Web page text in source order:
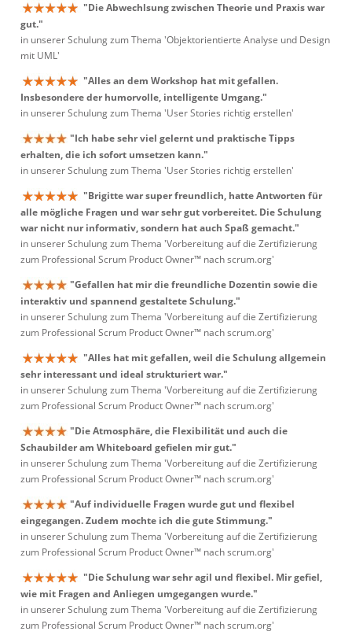
"Die Abwechlsung zwischen Theorie und Praxis war
gut."
in unserer Schulung zum Thema 'Objektorientierte Analyse und Design
mit UML'
"Alles an dem Workshop hat mit gefallen.
Insbesondere der humorvolle, intelligente Umgang."
in unserer Schulung zum Thema 'User Stories richtig erstellen'
"Ich habe sehr viel gelernt und praktische Tipps
erhalten, die ich sofort umsetzen kann."
in unserer Schulung zum Thema 'User Stories richtig erstellen'
"Brigitte war super freundlich, hatte Antworten für
alle mögliche Fragen und war sehr gut vorbereitet. Die Schulung
war nicht nur informativ, sondern hat auch Spaß gemacht."
in unserer Schulung zum Thema 'Vorbereitung auf die Zertifizierung
zum Professional Scrum Product Owner™ nach scrum.org'
"Gefallen hat mir die freundliche Dozentin sowie die
interaktiv und spannend gestaltete Schulung."
in unserer Schulung zum Thema 'Vorbereitung auf die Zertifizierung
zum Professional Scrum Product Owner™ nach scrum.org'
"Alles hat mit gefallen, weil die Schulung allgemein
sehr interessant und ideal strukturiert war."
in unserer Schulung zum Thema 'Vorbereitung auf die Zertifizierung
zum Professional Scrum Product Owner™ nach scrum.org'
"Die Atmosphäre, die Flexibilität und auch die
Schaubilder am Whiteboard gefielen mir gut."
in unserer Schulung zum Thema 'Vorbereitung auf die Zertifizierung
zum Professional Scrum Product Owner™ nach scrum.org'
"Auf individuelle Fragen wurde gut und flexibel
eingegangen. Zudem mochte ich die gute Stimmung."
in unserer Schulung zum Thema 'Vorbereitung auf die Zertifizierung
zum Professional Scrum Product Owner™ nach scrum.org'
"Die Schulung war sehr agil und flexibel. Mir gefiel,
wie mit Fragen and Anliegen umgegangen wurde."
in unserer Schulung zum Thema 'Vorbereitung auf die Zertifizierung
zum Professional Scrum Product Owner™ nach scrum.org'